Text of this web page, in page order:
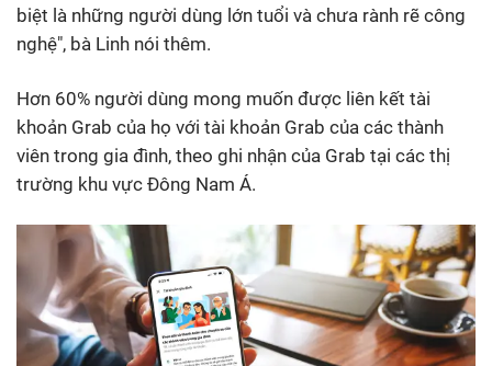
biệt là những người dùng lớn tuổi và chưa rành rẽ công
nghệ", bà Linh nói thêm.
Hơn 60% người dùng mong muốn được liên kết tài
khoản Grab của họ với tài khoản Grab của các thành
viên trong gia đình, theo ghi nhận của Grab tại các thị
trường khu vực Đông Nam Á.